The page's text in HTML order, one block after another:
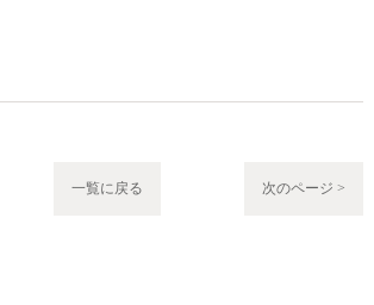
一覧に戻る 次のページ >